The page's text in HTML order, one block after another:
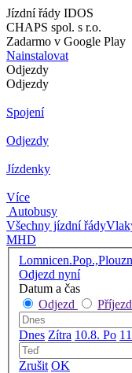
Jízdní řády IDOS
CHAPS spol. s r.o.
Zadarmo v Google Play
Nainstalovat
Odjezdy
Odjezdy
Spojení
Odjezdy
Jízdenky
Více
Autobusy
Všechny jízdní řády
MHD
Odjezd nyní
Datum a čas
Odjezd
Příjezd
Dnes Zítra 10.8. Po
Zrušit OK